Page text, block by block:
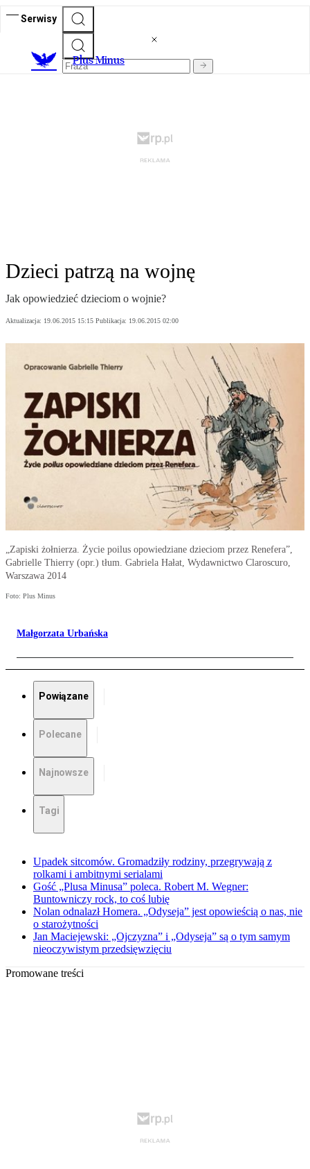
Serwisy
Plus Minus
Dzieci patrzą na wojnę
Jak opowiedzieć dzieciom o wojnie?
Aktualizacja: 19.06.2015 15:15 Publikacja: 19.06.2015 02:00
„Zapiski żołnierza. Życie poilus opowiedziane dzieciom przez Renefera”,
Gabrielle Thierry (opr.) tłum. Gabriela Hałat, Wydawnictwo Claroscuro,
Warszawa 2014
Foto: Plus Minus
Małgorzata Urbańska
Powiązane
Polecane
Najnowsze
Tagi
Upadek sitcomów. Gromadziły rodziny, przegrywają z
rolkami i ambitnymi serialami
Gość „Plusa Minusa” poleca. Robert M. Wegner:
Buntowniczy rock, to coś lubię
Nolan odnalazł Homera. „Odyseja” jest opowieścią o nas, nie
o starożytności
Jan Maciejewski: „Ojczyzna” i „Odyseja” są o tym samym
nieoczywistym przedsięwzięciu
Promowane treści